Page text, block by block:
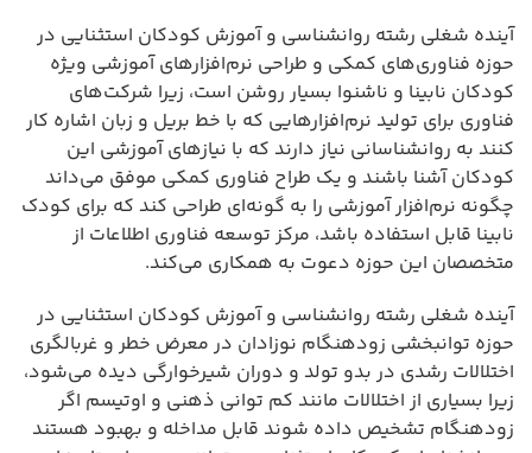
آینده شغلی رشته روانشناسی و آموزش کودکان استثنایی در
حوزه فناوری‌های کمکی و طراحی نرم‌افزارهای آموزشی ویژه
کودکان نابینا و ناشنوا بسیار روشن است، زیرا شرکت‌های
فناوری برای تولید نرم‌افزارهایی که با خط بریل و زبان اشاره کار
کنند به روانشناسانی نیاز دارند که با نیازهای آموزشی این
کودکان آشنا باشند و یک طراح فناوری کمکی موفق می‌داند
چگونه نرم‌افزار آموزشی را به گونه‌ای طراحی کند که برای کودک
نابینا قابل استفاده باشد، مرکز توسعه فناوری اطلاعات از
متخصصان این حوزه دعوت به همکاری می‌کند.
آینده شغلی رشته روانشناسی و آموزش کودکان استثنایی در
حوزه توانبخشی زودهنگام نوزادان در معرض خطر و غربالگری
اختلالات رشدی در بدو تولد و دوران شیرخوارگی دیده می‌شود،
زیرا بسیاری از اختلالات مانند کم توانی ذهنی و اوتیسم اگر
زودهنگام تشخیص داده شوند قابل مداخله و بهبود هستند